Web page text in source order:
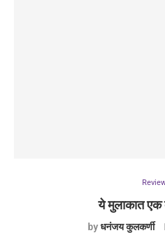
ये मुलाकात एक
byधनंजय कुलकर्णी